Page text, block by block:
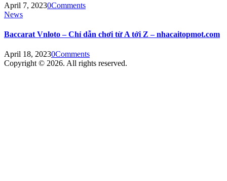
April 7, 20230Comments
News
Baccarat Vnloto – Chỉ dẫn chơi từ A tới Z – nhacaitopmot.com
April 18, 20230Comments
Copyright © 2026. All rights reserved.